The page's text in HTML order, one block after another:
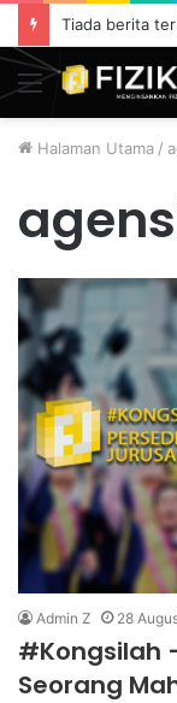
Tiada berita
Menu
Halaman Utama /
Admin Z 28
#Kongsilah
Seorang